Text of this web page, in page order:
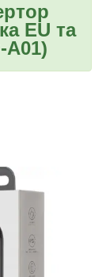
EU та
A01)